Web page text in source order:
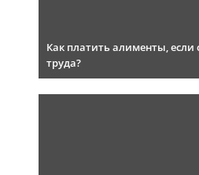
Как платить алименты,
труда?